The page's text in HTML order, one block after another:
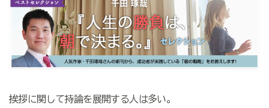
挨拶に関して持論を展開する人は多い。